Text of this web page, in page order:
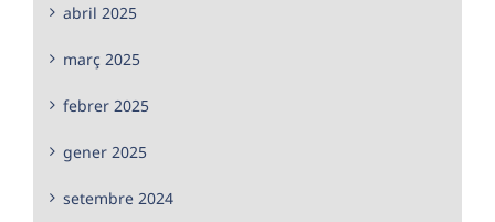
abril 2025
març 2025
febrer 2025
gener 2025
setembre 2024